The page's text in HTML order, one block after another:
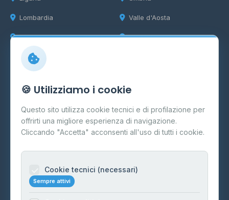
Lombardia
Marche
Valle d'Aosta
Veneto
Info
Cos'è il GPL
FAQ
Contatti
Informazioni legali
🍪 Utilizziamo i cookie
Questo sito utilizza cookie tecnici e di profilazione per
offrirti una migliore esperienza di navigazione.
Cliccando "Accetta" acconsenti all'uso di tutti i cookie.
Cookie tecnici (necessari)
Sempre attivi